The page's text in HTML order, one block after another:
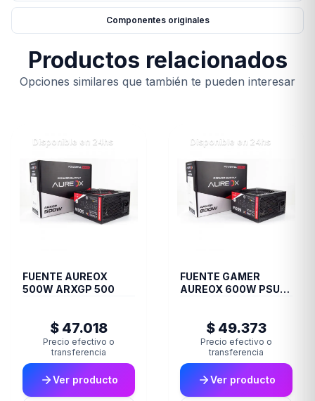
Componentes originales
Productos relacionados
Opciones similares que también te pueden interesar
Disponible en 24hs
FUENTE AUREOX
500W ARXGP 500
$ 47.018
Precio efectivo o
transferencia
Ver producto
Disponible en 24hs
FUENTE GAMER
AUREOX 600W PSU
$ 49.373
Precio efectivo o
transferencia
Ver producto